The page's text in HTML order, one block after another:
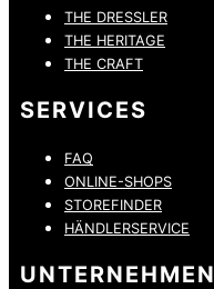
THE DRESSLER
THE HERITAGE
THE CRAFT
SERVICES
FAQ
ONLINE-SHOPS
STOREFINDER
HÄNDLERSERVICE
UNTERNEHMEN